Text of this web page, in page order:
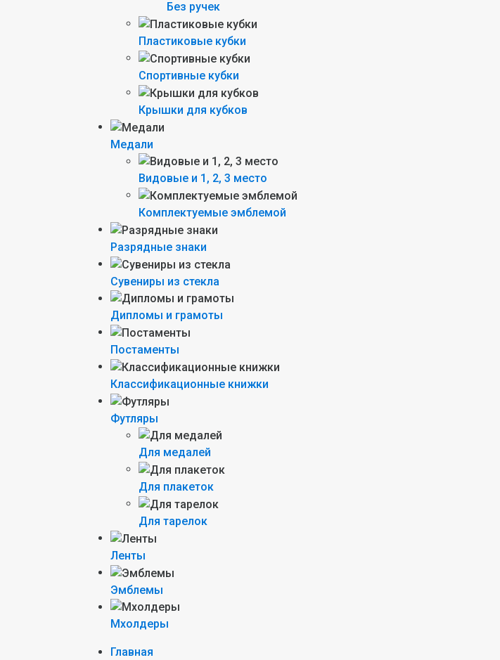
Без ручек
Пластиковые кубки
Спортивные кубки
Крышки для кубков
Медали
Видовые и 1, 2, 3 место
Комплектуемые эмблемой
Разрядные знаки
Сувениры из стекла
Дипломы и грамоты
Постаменты
Классификационные книжки
Футляры
Для медалей
Для плакеток
Для тарелок
Ленты
Эмблемы
Мхолдеры
Главная